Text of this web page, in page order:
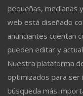
pequeñas, medianas
web está diseñado
anunciantes cuentan
pueden editar y
Nuestra plataforma
optimizados para
búsqueda más